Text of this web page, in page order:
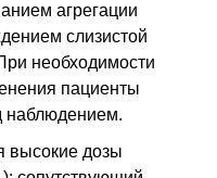
агрегации
слизистой
необходимости
пациенты
наблюдением.
высокие дозы